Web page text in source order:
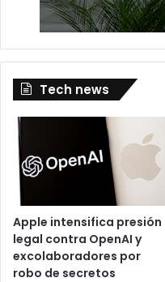
Tech news
Apple intensifica presión
legal contra OpenAI y
excolaboradores por
robo de secretos